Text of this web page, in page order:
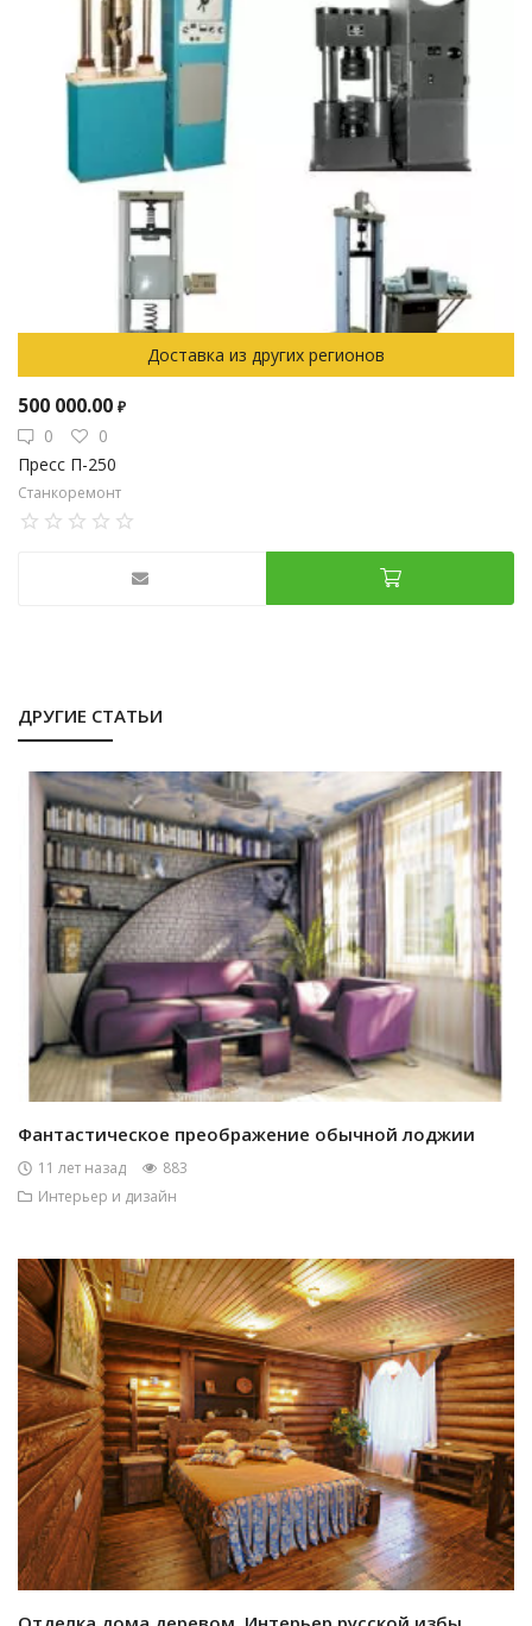
Доставка из других регионов
500 000.00 ₽
0
0
Пресс П-250
Станкоремонт
ДРУГИЕ СТАТЬИ
Фантастическое преображение обычной лоджии
11 лет назад
883
Интерьер и дизайн